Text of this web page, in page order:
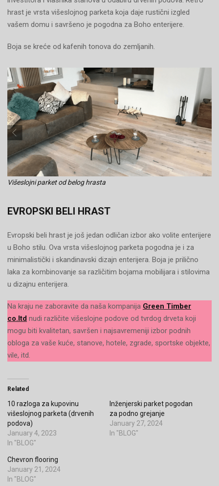
hrast je vrsta višeslojnog parketa koja daje rustični izgled
vašem domu i savršeno je pogodna za Boho enterijere.
Boja se kreće od kafenih tonova do zemljanih.
Višeslojni parket od belog hrasta
EVROPSKI BELI HRAST
Evropski beli hrast je još jedan odličan izbor ako volite enterijere
u Boho stilu. Ova vrsta višeslojnog parketa pogodna je i za
minimalistički i skandinavski dizajn enterijera. Boja je prilično
laka za kombinovanje sa različitim bojama mobilijara i stilovima
u dizajnu enterijera.
Na kraju ne zaboravite da naša kompanija Green Timber
co.ltd nudi različite višeslojne podove od tvrdog drveta koji
mogu biti kvalitetan, savršen i najsavremeniji izbor podnih
obloga za vaše kuće, stanove, hotele, zgrade, sportske objekte,
vile, itd.
Related
10 razloga za kupovinu
višeslojnog parketa (drvenih
podova)
January 4, 2023
In "BLOG"
Inženjerski parket pogodan
za podno grejanje
January 27, 2024
In "BLOG"
Chevron flooring
January 21, 2024
In "BLOG"